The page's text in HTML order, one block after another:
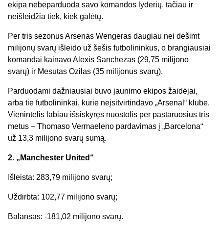
ekipa nebeparduoda savo komandos lyderių, tačiau ir
neišleidžia tiek, kiek galėtų.
Per tris sezonus Arsenas Wengeras daugiau nei dešimt
milijonų svarų išleido už šešis futbolininkus, o brangiausiai
komandai kainavo Alexis Sanchezas (29,75 milijono
svarų) ir Mesutas Ozilas (35 milijonus svarų).
Parduodami dažniausiai buvo jaunimo ekipos žaidėjai,
arba tie futbolininkai, kurie neįsitvirtindavo „Arsenal“ klube.
Vienintelis labiau išsiskyręs nuostolis per pastaruosius tris
metus – Thomaso Vermaeleno pardavimas į „Barcelona“
už 13,3 milijono svarų sumą.
2. „Manchester United“
Išleista: 283,79 milijono svarų;
Uždirbta: 102,77 milijono svarų;
Balansas: -181,02 milijono svarų.